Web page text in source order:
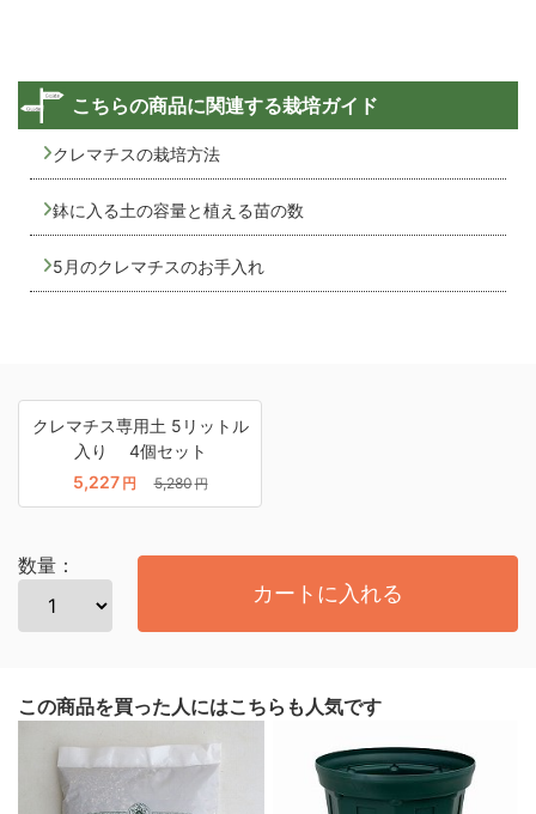
こちらの商品に関連する栽培ガイド
クレマチスの栽培方法
鉢に入る土の容量と植える苗の数
5月のクレマチスのお手入れ
クレマチス専用土 5リットル
入り 4個セット
5,227 円 5,280円
数量：
カートに入れる
この商品を買った人にはこちらも人気です